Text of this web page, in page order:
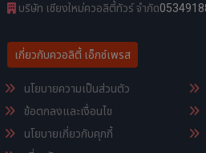
บริษัท เชียงใหม่ควอลิตี้ทัวร์ จำกัด
เกี่ยวกับควอลิตี้ เอ็กซ์เพรส
นโยบายความเป็นส่วนตัว
ข้อตกลงและเงื่อนไข
นโยบายเกี่ยวกับคุกกี้